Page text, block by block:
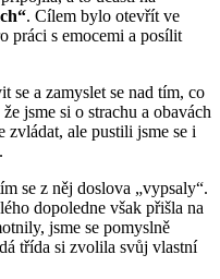
. Cílem bylo otevřít ve
práci s emocemi a posílit
se a zamyslet se nad tím, co
jsme si o strachu a obavách
zvládat, ale pustili jsme se i
se z něj doslova „vypsaly“.
dopoledne však přišla na
jsme se pomyslně
třída si zvolila svůj vlastní